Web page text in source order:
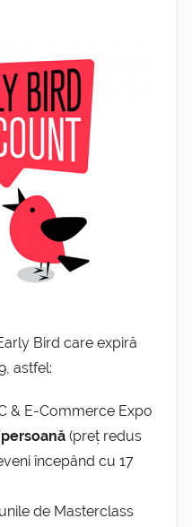
Bird care expiră
astfel:
& E-Commerce Expo
(preț redus
începând cu 17
de Masterclass